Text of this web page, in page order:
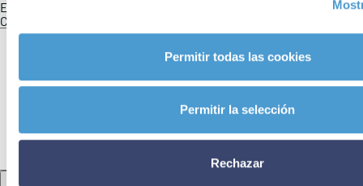
Permitir todas las cookies
Permitir la selección
Rechazar
Email
Comentario